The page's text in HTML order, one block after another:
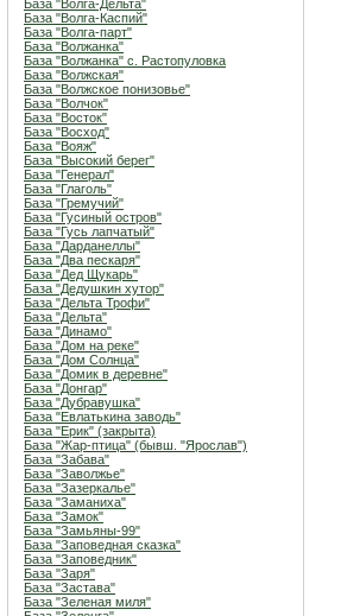
База "Волга-Дельта"
База "Волга-Каспий"
База "Волга-парт"
База "Волжанка"
База "Волжанка" с. Растопуловка
База "Волжская"
База "Волжское понизовье"
База "Волчок"
База "Восток"
База "Восход"
База "Вояж"
База "Высокий берег"
База "Генерал"
База "Глаголь"
База "Гремучий"
База "Гусиный остров"
База "Гусь лапчатый"
База "Дарданеллы"
База "Два пескаря"
База "Дед Щукарь"
База "Дедушкин хутор"
База "Дельта Трофи"
База "Дельта"
База "Динамо"
База "Дом на реке"
База "Дом Солнца"
База "Домик в деревне"
База "Донгар"
База "Дубравушка"
База "Евлатькина заводь"
База "Ерик" (закрыта)
База "Жар-птица" (бывш. "Ярослав")
База "Забава"
База "Заволжье"
База "Зазеркалье"
База "Заманиха"
База "Замок"
База "Замьяны-99"
База "Заповедная сказка"
База "Заповедник"
База "Заря"
База "Застава"
База "Зеленая миля"